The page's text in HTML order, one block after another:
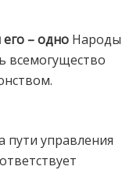
его – одно Народы
всемогущество
пути управления